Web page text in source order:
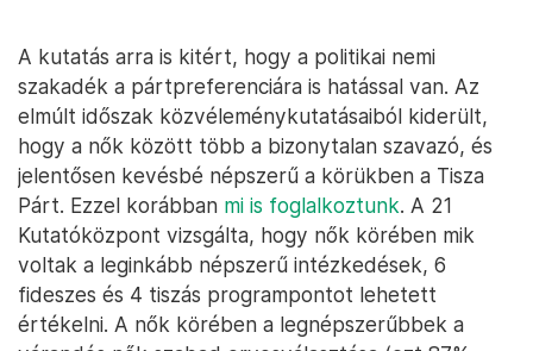
A kutatás arra is kitért, hogy a politikai nemi
szakadék a pártpreferenciára is hatással van. Az
elmúlt időszak közvéleménykutatásaiból kiderült,
hogy a nők között több a bizonytalan szavazó, és
jelentősen kevésbé népszerű a körükben a Tisza
Párt. Ezzel korábban mi is foglalkoztunk. A 21
Kutatóközpont vizsgálta, hogy nők körében mik
voltak a leginkább népszerű intézkedések, 6
fideszes és 4 tiszás programpontot lehetett
értékelni. A nők körében a legnépszerűbbek a